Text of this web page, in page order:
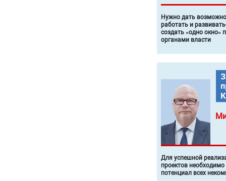
Нужно дать
работать и
создать «одно окно»
органами власти
Для успешной
проектов
потенциал всех